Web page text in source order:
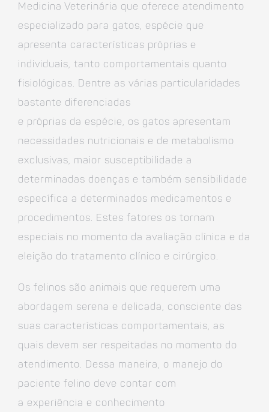
Medicina Veterinária que oferece atendimento
especializado para gatos, espécie que
apresenta características próprias e
individuais, tanto comportamentais quanto
fisiológicas. Dentre as várias particularidades
bastante diferenciadas
e próprias da espécie, os gatos apresentam
necessidades nutricionais e de metabolismo
exclusivas, maior susceptibilidade a
determinadas doenças e também sensibilidade
específica a determinados medicamentos e
procedimentos. Estes fatores os tornam
especiais no momento da avaliação clínica e da
eleição do tratamento clínico e cirúrgico.
Os felinos são animais que requerem uma
abordagem serena e delicada, consciente das
suas características comportamentais, as
quais devem ser respeitadas no momento do
atendimento. Dessa maneira, o manejo do
paciente felino deve contar com
a experiência e conhecimento